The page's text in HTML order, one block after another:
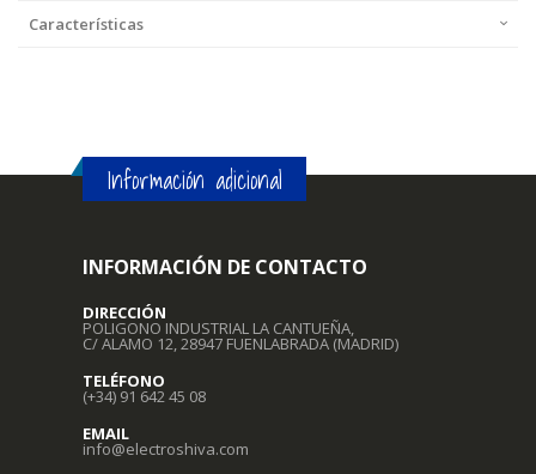
Características
Información adicional
INFORMACIÓN DE CONTACTO
DIRECCIÓN
POLIGONO INDUSTRIAL LA CANTUEÑA,
C/ ALAMO 12, 28947 FUENLABRADA (MADRID)
TELÉFONO
(+34) 91 642 45 08
EMAIL
info@electroshiva.com